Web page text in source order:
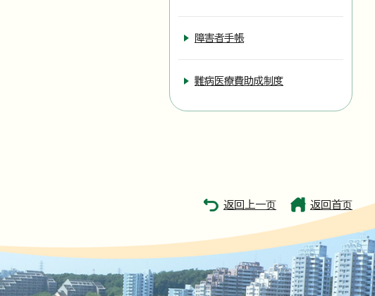
障害者手帳
難病医療費助成制度
返回上一页 返回首页